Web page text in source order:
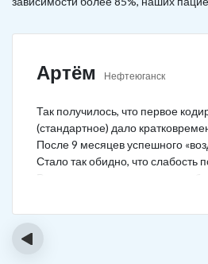
Артём Нефтеюганск
Так получилось, что первое
(стандартное) дало
После 9 месяцев успешного
Стало так обидно, что слабость
Решил не затягивать, и опять
Мне порекомендовали двойной
сейчас не жалею. Уже два года в
‹